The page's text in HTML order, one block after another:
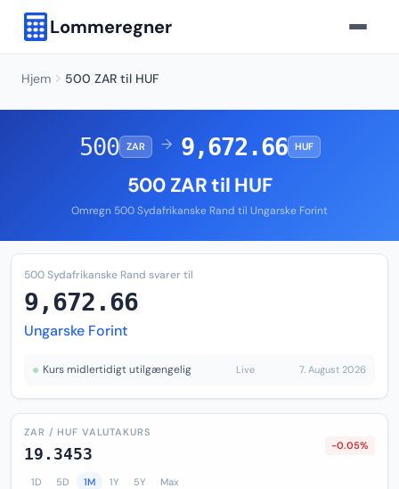
Lommeregner
Hjem 500 ZAR til HUF
500 ZAR → 9,672.66 HUF
500 ZAR til HUF
Omregn 500 Sydafrikanske Rand til Ungarske Forint
500 Sydafrikanske Rand svarer til
9,672.66
Ungarske Forint
Kurs midlertidigt utilgængelig Live 7. August 2026
ZAR / HUF VALUTAKURS
19.3453 -0.05%
1D 5D 1M 1Y 5Y Max